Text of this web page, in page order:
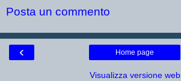
Posta un commento
‹ Home page
Visualizza versione web